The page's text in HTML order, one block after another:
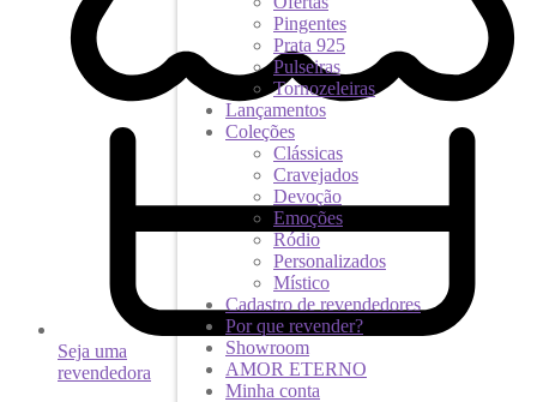
Seja uma
revendedora
Pingentes
Prata 925
Pulseiras
Tornozeleiras
Lançamentos
Coleções
Clássicas
Cravejados
Devoção
Emoções
Ródio
Personalizados
Místico
Cadastro de revendedores
Por que revender?
Showroom
AMOR ETERNO
Minha conta